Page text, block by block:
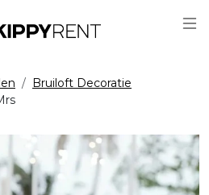
Bruiloft Decoratie